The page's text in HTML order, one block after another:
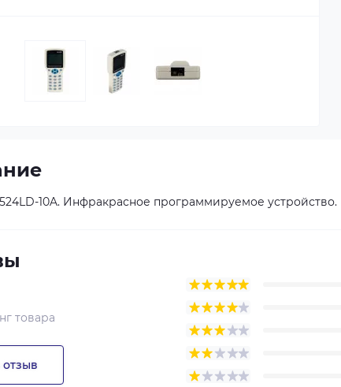
10A. Инфракрасное программируемое устройство.
товара
отзыв